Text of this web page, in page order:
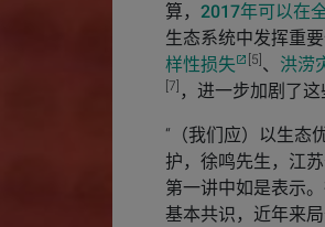
算， 2017年可以在
生态系统中发挥重
样性损失
[5] 、 洪涝
[7] ，进一步加剧了这
“（我们应）以生态
护，徐鸣先生，江
第一讲中如是表示
基本共识，近年来